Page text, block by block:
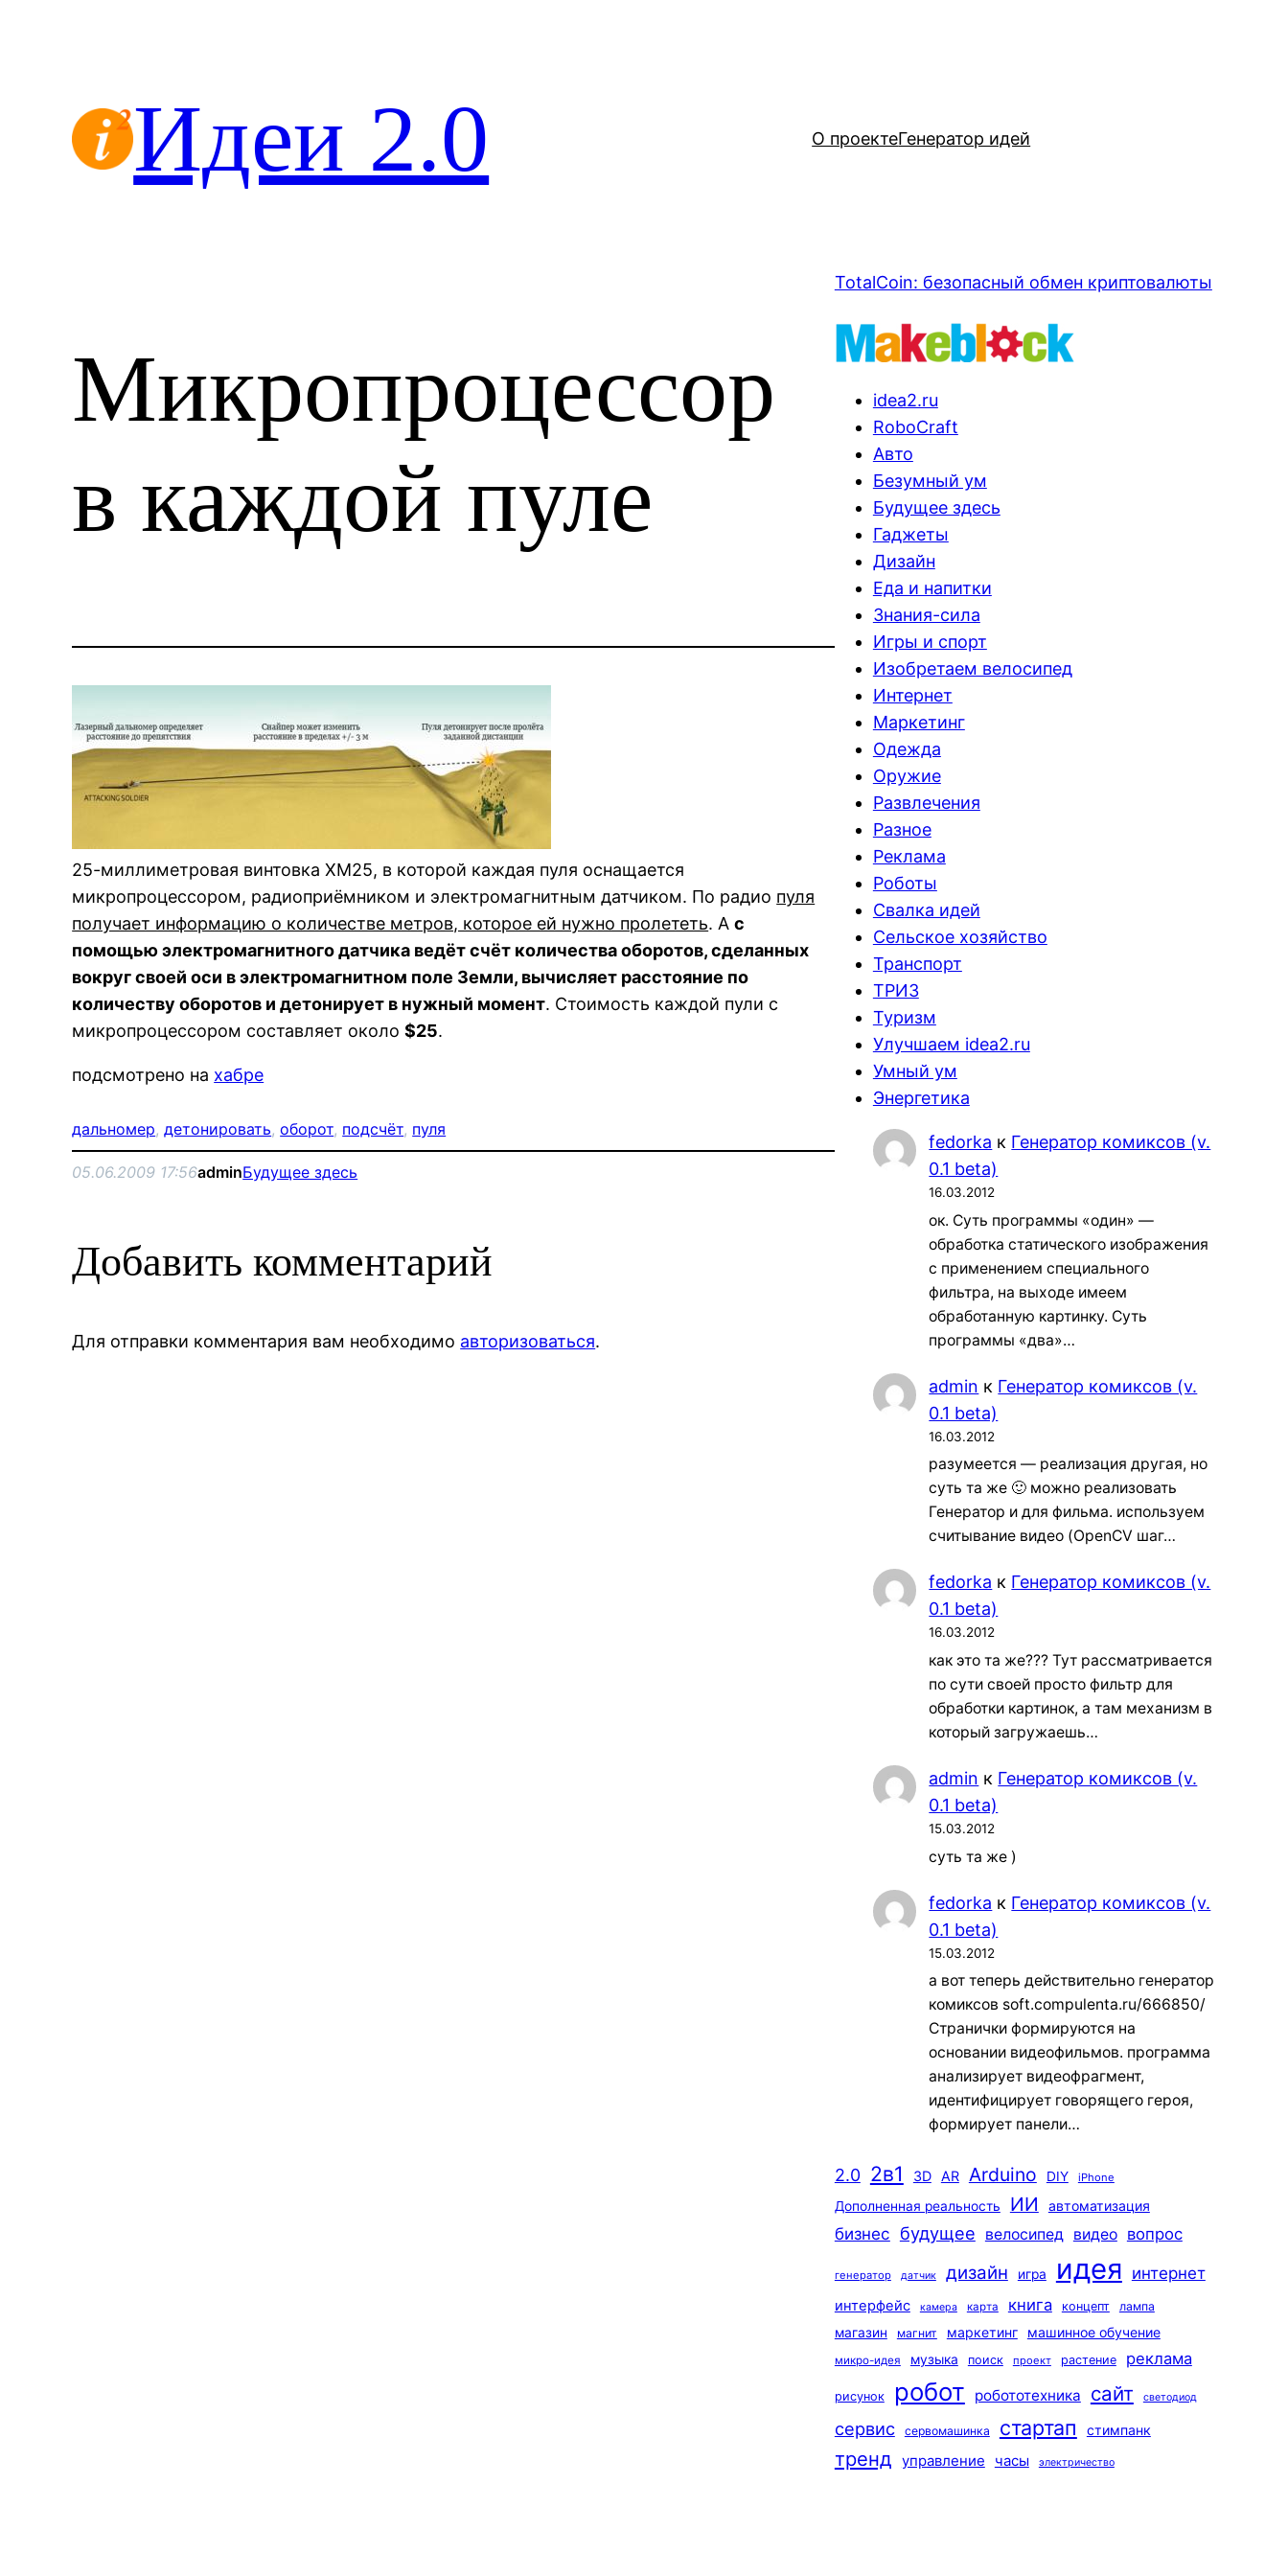
Идеи 2.0 О проектеГенератор идей
Микропроцессор
в каждой пуле
25-миллиметровая винтовка XM25, в которой каждая пуля оснащается
микропроцессором, радиоприёмником и электромагнитным датчиком. По радио пуля
получает информацию о количестве метров, которое ей нужно пролететь. Ас
помощью электромагнитного датчика ведёт счёт количества оборотов, сделанных
вокруг своей оси в электромагнитном поле Земли, вычисляет расстояние по
количеству оборотов и детонирует в нужный момент. Стоимость каждой пули с
микропроцессором составляет около$25.
подсмотрено на хабре
дальномер, детонировать, оборот, подсчёт, пуля
05.06.2009 17:56adminБудущее здесь
Добавить комментарий
Для отправки комментария вам необходимо авторизоваться.
TotalCoin: безопасный обмен криптовалюты
idea2.ru
RoboCraft
Авто
Безумный ум
Будущее здесь
Гаджеты
Дизайн
Еда и напитки
Знания-сила
Игры и спорт
Изобретаем велосипед
Интернет
Маркетинг
Одежда
Оружие
Развлечения
Разное
Реклама
Роботы
Свалка идей
Сельское хозяйство
Транспорт
ТРИЗ
Туризм
Улучшаем idea2.ru
Умный ум
Энергетика
fedorka к Генератор комиксов (v.
0.1 beta)
16.03.2012
ок. Суть программы «один» —
обработка статического изображения
с применением специального
фильтра, на выходе имеем
обработанную картинку. Суть
программы «два»…
admin к Генератор комиксов (v.
0.1 beta)
16.03.2012
разумеется — реализация другая, но
суть та же 🙂 можно реализовать
Генератор и для фильма. используем
считывание видео (OpenCV шаг…
fedorka к Генератор комиксов (v.
0.1 beta)
16.03.2012
как это та же??? Тут рассматривается
по сути своей просто фильтр для
обработки картинок, а там механизм в
который загружаешь…
admin к Генератор комиксов (v.
0.1 beta)
15.03.2012
суть та же )
fedorka к Генератор комиксов (v.
0.1 beta)
15.03.2012
а вот теперь действительно генератор
комиксов soft.compulenta.ru/666850/
Странички формируются на
основании видеофильмов. программа
анализирует видеофрагмент,
идентифицирует говорящего героя,
формирует панели…
2.0 2в1 3D AR Arduino DIY iPhone
Дополненная реальность ИИ автоматизация
бизнес будущее велосипед видео вопрос
генератор датчик дизайн игра идея интернет
интерфейс камера карта книга концепт лампа
магазин магнит маркетинг машинное обучение
микро-идея музыка поиск проект растение реклама
рисунок робот робототехника сайт светодиод
сервис сервомашинка стартап стимпанк
тренд управление часы электричество